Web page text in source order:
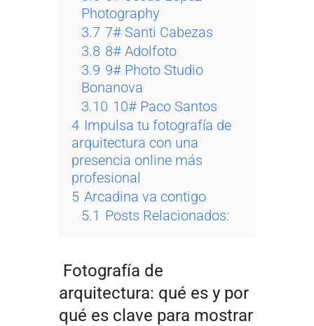
Photography
3.7 7# Santi Cabezas
3.8 8# Adolfoto
3.9 9# Photo Studio
Bonanova
3.10 10# Paco Santos
4 Impulsa tu fotografía de
arquitectura con una
presencia online más
profesional
5 Arcadina va contigo
5.1 Posts Relacionados:
Fotografía de
arquitectura: qué es y por
qué es clave para mostrar